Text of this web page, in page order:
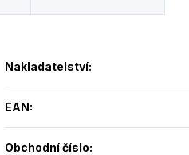
Nakladatelství:
EAN:
Obchodní číslo: